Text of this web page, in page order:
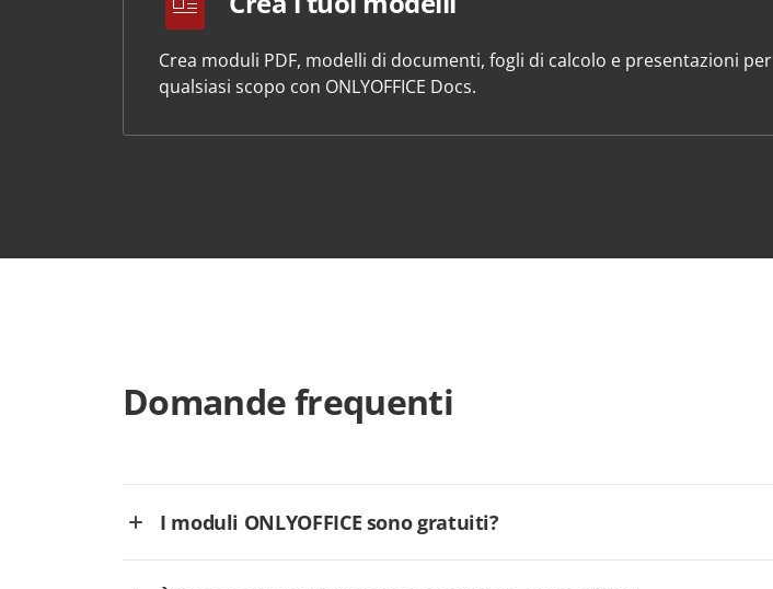
Crea moduli PDF, modelli di documenti, fogli di calcolo e presentazioni per
qualsiasi scopo con ONLYOFFICE Docs.
Domande frequenti
I moduli ONLYOFFICE sono gratuiti?